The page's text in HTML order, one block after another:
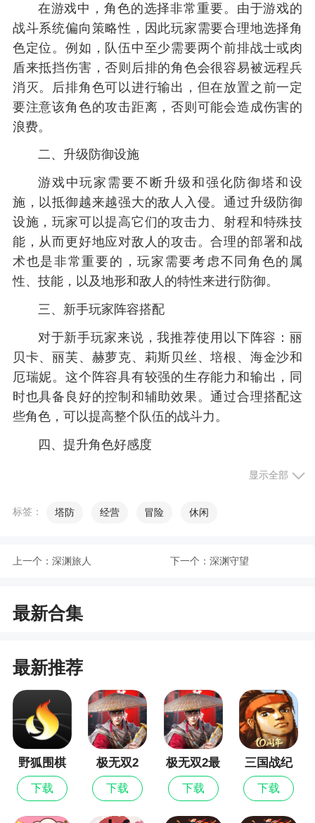
在游戏中，角色的选择非常重要。由于游戏的
战斗系统偏向策略性，因此玩家需要合理地选择角
色定位。例如，队伍中至少需要两个前排战士或肉
盾来抵挡伤害，否则后排的角色会很容易被远程兵
消灭。后排角色可以进行输出，但在放置之前一定
要注意该角色的攻击距离，否则可能会造成伤害的
浪费。
二、升级防御设施
游戏中玩家需要不断升级和强化防御塔和设
施，以抵御越来越强大的敌人入侵。通过升级防御
设施，玩家可以提高它们的攻击力、射程和特殊技
能，从而更好地应对敌人的攻击。合理的部署和战
术也是非常重要的，玩家需要考虑不同角色的属
性、技能，以及地形和敌人的特性来进行防御。
三、新手玩家阵容搭配
对于新手玩家来说，我推荐使用以下阵容：丽
贝卡、丽芙、赫萝克、莉斯贝丝、培根、海金沙和
厄瑞妮。这个阵容具有较强的生存能力和输出，同
时也具备良好的控制和辅助效果。通过合理搭配这
些角色，可以提高整个队伍的战斗力。
四、提升角色好感度
游戏中的每个角色都有好感度，提升好感度可
着后期属性的成长，这个加成将会明显提高。因
2、还等什么，快和我们一起开启一段奇妙的达
米拉星际之旅吧
3、交战的场面很热闹，付出的代价最为明确，
打斗的技巧都在身边慢慢出现
4、异尘：达米拉独有动态策略系统，在塔防类
基础玩法下，战斗中加入多线升级要素，以及“逆”塔
防等独创玩法，即便是同一关卡下使用同样角色，
显示全部
标签： 塔防 经营 冒险 休闲
上一个： 深渊旅人 下一个： 深渊守望
最新合集
最新推荐
野狐围棋
下载
极无双2
下载
极无双2最
新版
下载
三国战纪
下载